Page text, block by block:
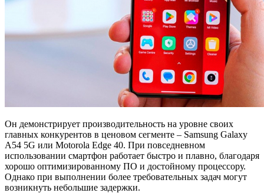
Он демонстрирует производительность на уровне своих
главных конкурентов в ценовом сегменте – Samsung Galaxy
A54 5G или Motorola Edge 40. При повседневном
использовании смартфон работает быстро и плавно, благодаря
хорошо оптимизированному ПО и достойному процессору.
Однако при выполнении более требовательных задач могут
возникнуть небольшие задержки.